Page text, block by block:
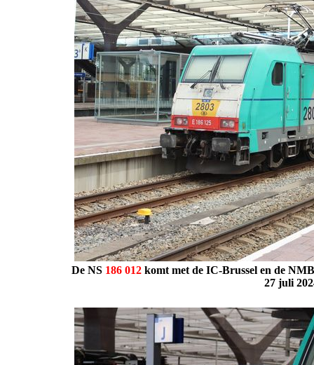
De NS 186 012komt met de IC-Brussel en de
27 juli